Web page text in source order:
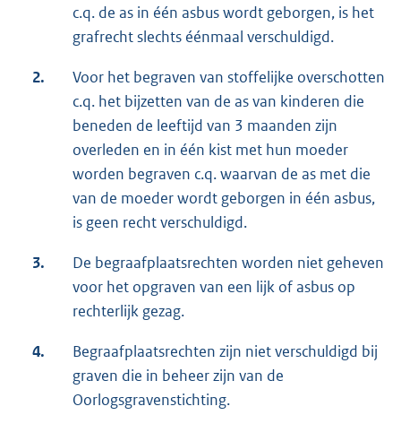
c.q. de as in één asbus wordt geborgen, is het
grafrecht slechts éénmaal verschuldigd.
2.
Voor het begraven van stoffelijke overschotten
c.q. het bijzetten van de as van kinderen die
beneden de leeftijd van 3 maanden zijn
overleden en in één kist met hun moeder
worden begraven c.q. waarvan de as met die
van de moeder wordt geborgen in één asbus,
is geen recht verschuldigd.
3.
De begraafplaatsrechten worden niet geheven
voor het opgraven van een lijk of asbus op
rechterlijk gezag.
4.
Begraafplaatsrechten zijn niet verschuldigd bij
graven die in beheer zijn van de
Oorlogsgravenstichting.